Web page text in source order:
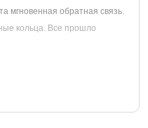
мгновенная обратная связь.
кольца. Все прошло